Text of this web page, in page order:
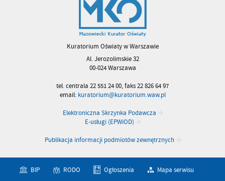
Kuratorium Oświaty w Warszawie
Al. Jerozolimskie 32
00-024 Warszawa
tel. centrala 22 551 24 00, faks 22 826 64 97
email: kuratorium@kuratorium.waw.pl
Elektroniczna Skrzynka Podawcza
E-usługi (EPWiOD)
Publikacja informacji podmiotów zewnętrznych
BIP RODO Ogłoszenia Mapa serwisu